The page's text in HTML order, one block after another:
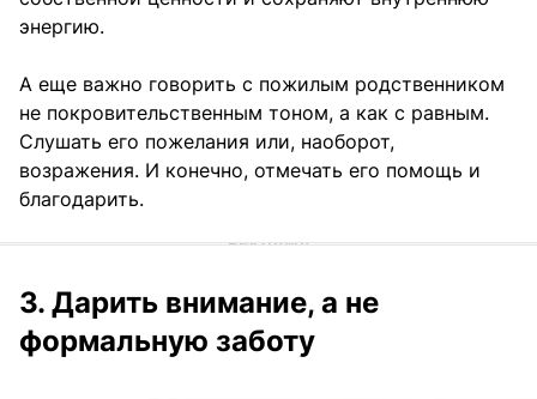
энергию.
А еще важно говорить с пожилым родственником
не покровительственным тоном, а как с равным.
Слушать его пожелания или, наоборот,
возражения. И конечно, отмечать его помощь и
благодарить.
3. Дарить внимание, а не
формальную заботу